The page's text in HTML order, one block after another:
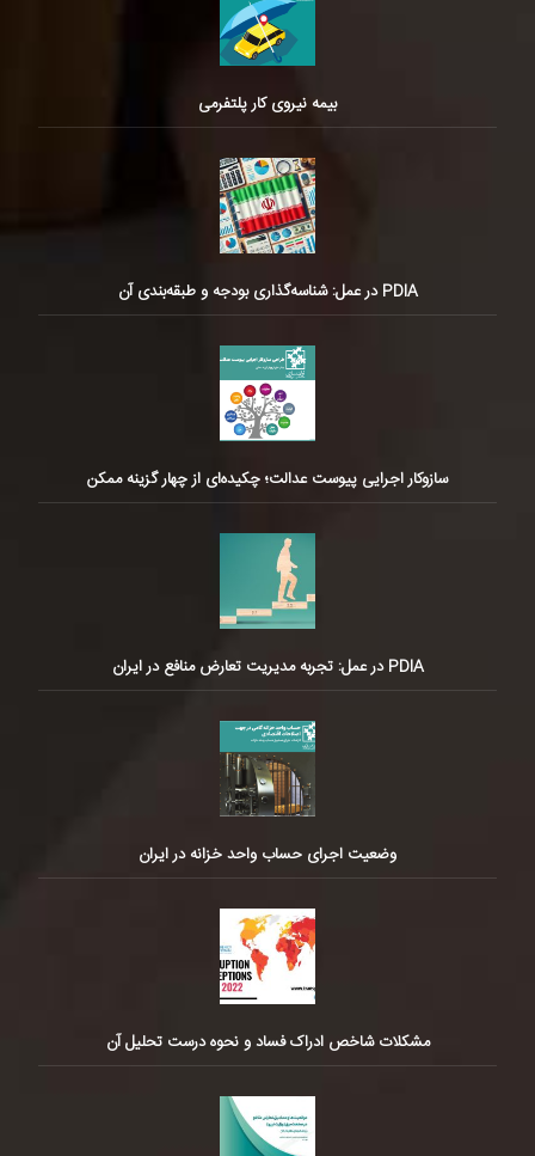
بیمه نیروی کار پلتفرمی
PDIA در عمل: شناسه‌گذاری بودجه و طبقه‌بندی آن
سازوکار اجرایی پیوست عدالت؛ چکیده‌ای از چهار گزینه ممکن
PDIA در عمل: تجربه مدیریت تعارض منافع در ایران
وضعیت اجرای حساب واحد خزانه در ایران
مشکلات شاخص ادراک فساد و نحوه درست تحلیل آن